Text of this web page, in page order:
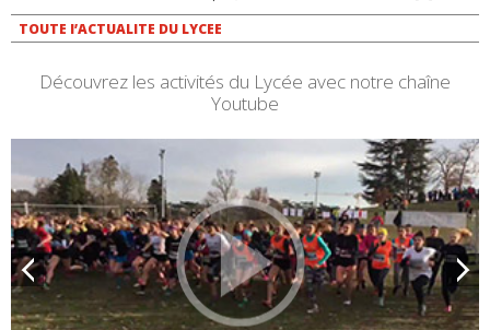
LIEN VERS PRONOTE
INSCRIPTIONS ANNEE SCOLAIRE 2026-2027
RENTREE SCOLAIRE 2026-2027
PLANNING DE RENTREE 2026 TROUSSEAU INTERNAT FOURNITURES
SCOLAIRES FRANÇAIS – HISTOIRE GEOGRAPHIE […]
SALON ALPTERNANCE
TOUTE l’ACTUALITE DU LYCEE
Découvrez les activités du Lycée avec notre chaîne
Youtube